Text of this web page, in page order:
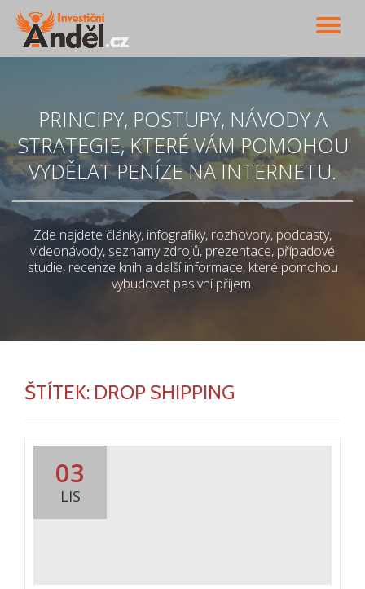
Přeskočit
na
PRINCIPY, POSTUPY, NÁVODY A
STRATEGIE, KTERÉ VÁM POMOHOU
VYDĚLAT PENÍZE NA INTERNETU.
Zde najdete články, infografiky, rozhovory, podcasty,
videonávody, seznamy zdrojů, prezentace, případové
studie, recenze knih a další informace, které pomohou
vybudovat pasivní příjem.
ŠTÍTEK: DROP SHIPPING
03
LIS